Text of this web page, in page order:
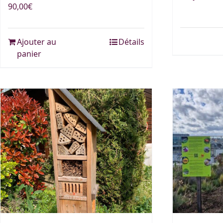
90,00€
Ajouter au
panier
Détails